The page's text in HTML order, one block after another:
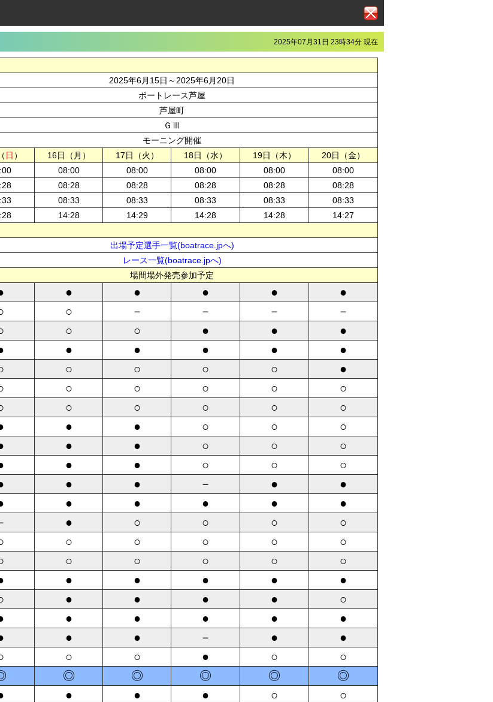
2025年07月31日 23時34分 現在
2025年6月15日～2025年6月20日
ボートレース芦屋
芦屋町
ＧⅢ
モーニング開催
日 ） 16日（月） 17日（火） 18日（水） 19日（木）
20日（金）
08:00 08:00 08:00 08:00
08:00
08:28 08:28 08:28 08:28
08:28
08:33 08:33 08:33 08:33
08:33
14:28 14:29 14:28 14:28
14:27
出場予定選手一覧(boatrace.jpへ)
レース一覧(boatrace.jpへ)
場間場外発売参加予定
● ● ● ● ●
○ － － － －
○ ○ ● ● ●
● ● ● ● ●
○ ○ ○ ○ ●
○ ○ ○ ○ ○
○ ○ ○ ○ ○
● ● ○ ○ ○
● ● ○ ○ ○
● ● ○ ○ ○
● ● － ● ●
● ● ● ● ●
● ○ ○ ○ ○
○ ○ ○ ○ ○
○ ○ ○ ○ ○
● ● ● ● ●
● ● ● ● ○
● ● ● ● ●
● ● － ● ●
○ ○ ● ○ ○
◎ ◎ ◎ ◎ ◎
● ● ● ○ ○